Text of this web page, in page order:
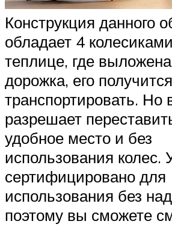
Конструкция данного
обладает 4
теплице, где
дорожка, его получится
транспортировать. Но
разрешает
удобное место и без
использования колес.
сертифицировано для
использования без
поэтому вы сможете